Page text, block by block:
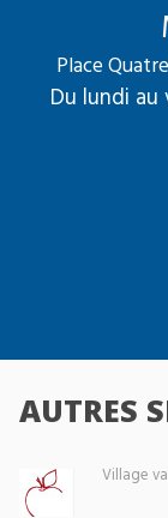
Place
Du lundi au
AUTRES
Village